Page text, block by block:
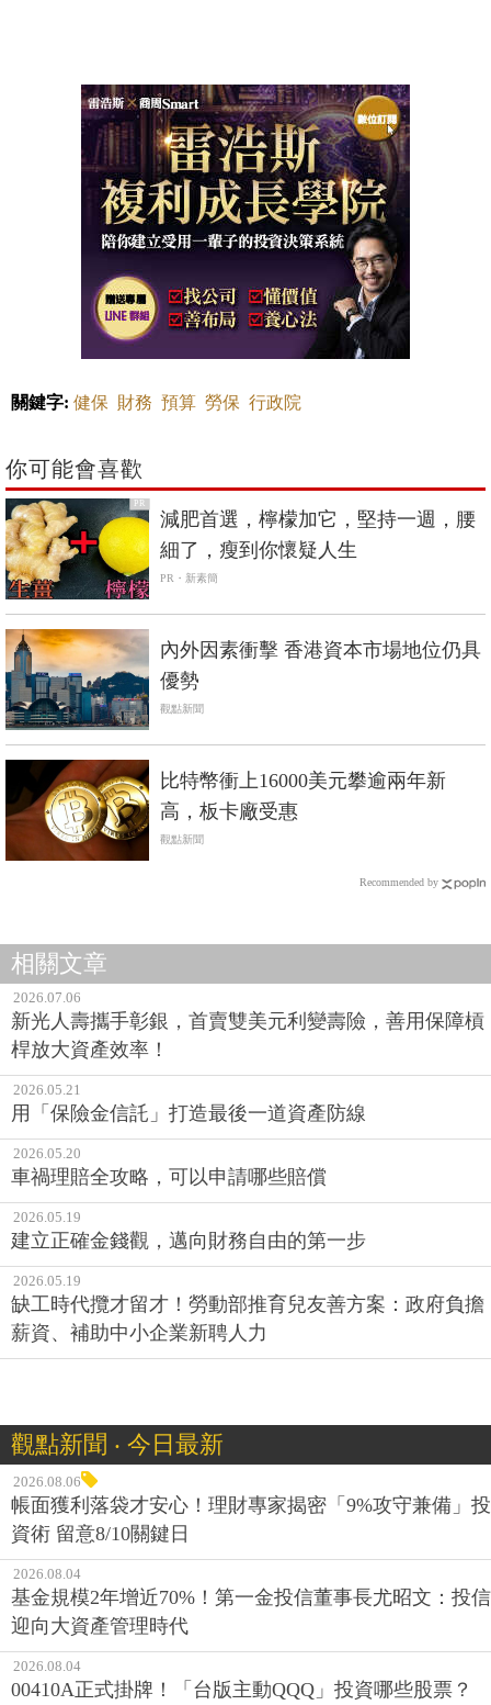
關鍵字: 健保 財務 預算 勞保 行政院
你可能會喜歡
PR
減肥首選，檸檬加它，堅持一週，腰
細了，瘦到你懷疑人生
PR・新素簡
內外因素衝擊 香港資本市場地位仍具
優勢
觀點新聞
比特幣衝上16000美元攀逾兩年新
高，板卡廠受惠
觀點新聞
Recommended by
相關文章
2026.07.06
新光人壽攜手彰銀，首賣雙美元利變壽險，善用保障槓
桿放大資產效率！
2026.05.21
用「保險金信託」打造最後一道資產防線
2026.05.20
車禍理賠全攻略，可以申請哪些賠償
2026.05.19
建立正確金錢觀，邁向財務自由的第一步
2026.05.19
缺工時代攬才留才！勞動部推育兒友善方案：政府負擔
薪資、補助中小企業新聘人力
觀點新聞 ‧ 今日最新
2026.08.06
帳面獲利落袋才安心！理財專家揭密「9%攻守兼備」投
資術 留意8/10關鍵日
2026.08.04
基金規模2年增近70%！第一金投信董事長尤昭文：投信
迎向大資產管理時代
2026.08.04
00410A正式掛牌！「台版主動QQQ」投資哪些股票？